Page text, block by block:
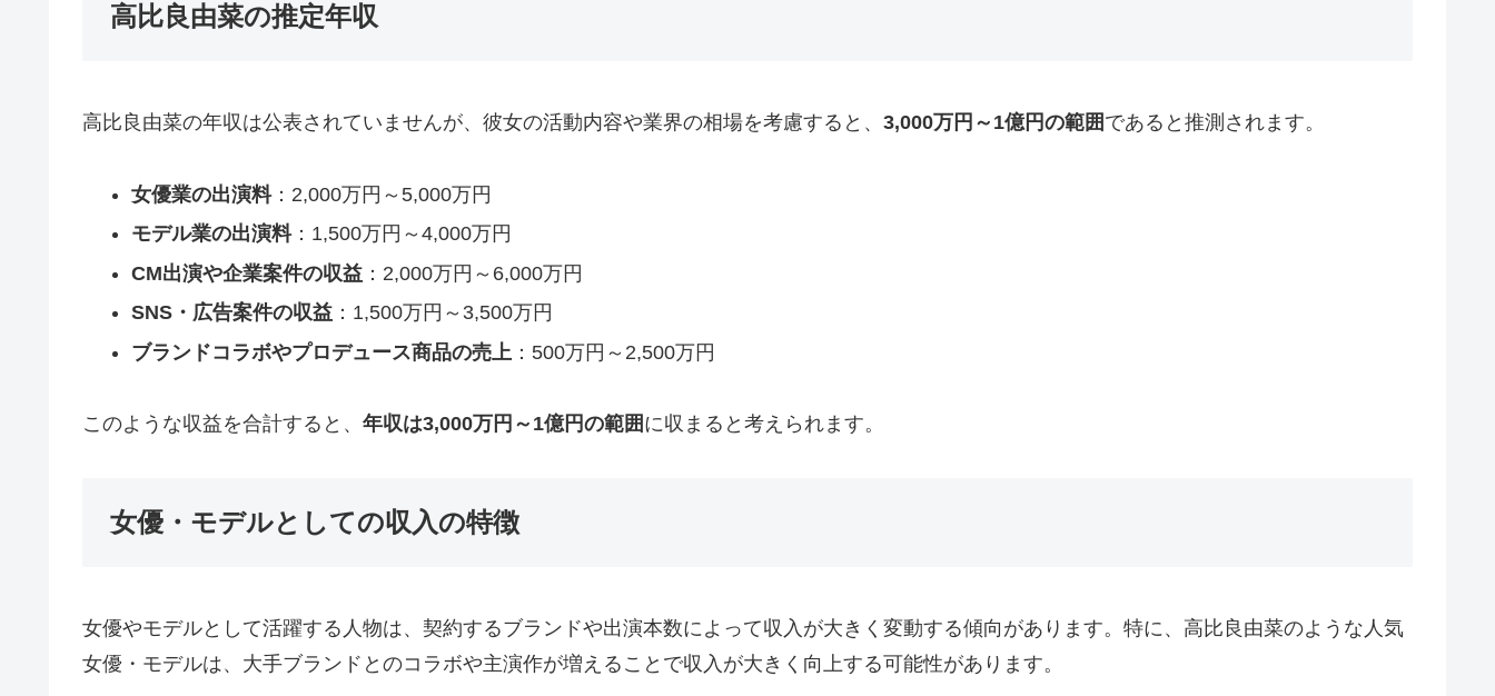
高比良由菜の推定年収
高比良由菜の年収は公表されていませんが、彼女の活動内容や業界の相場を考慮すると、 3,000万円～1億円の範囲 であると推測されます。
女優業の出演料：2,000万円～5,000万円
モデル業の出演料：1,500万円～4,000万円
CM出演や企業案件の収益：2,000万円～6,000万円
SNS・広告案件の収益：1,500万円～3,500万円
ブランドコラボやプロデュース商品の売上：500万円～2,500万円
このような収益を合計すると、 年収は3,000万円～1億円の範囲 に収まると考えられます。
女優・モデルとしての収入の特徴
女優やモデルとして活躍する人物は、契約するブランドや出演本数によって収入が大きく変動する傾向があります。特に、高比良由菜のような人気
女優・モデルは、大手ブランドとのコラボや主演作が増えることで収入が大きく向上する可能性があります。